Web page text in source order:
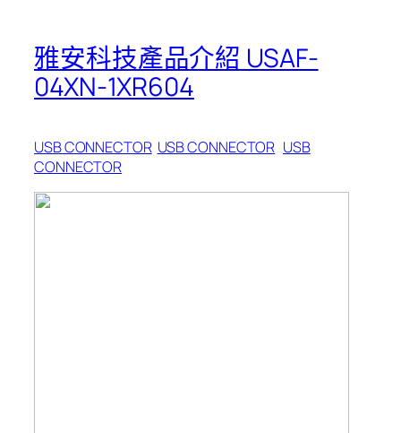
雅安科技產品介紹 USAF-
04XN-1XR604
USB CONNECTOR USB CONNECTOR USB
CONNECTOR